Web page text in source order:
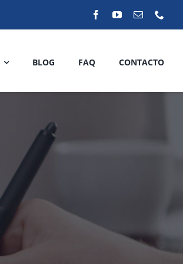
BLOG FAQ CONTACTO